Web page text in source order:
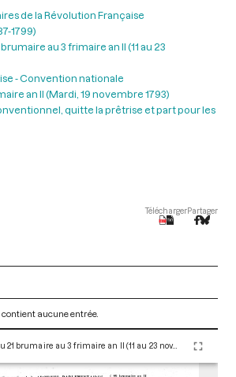
de la Révolution Française
1799)
brumaire au 3 frimaire an II (11 au 23
- Convention nationale
an II (Mardi, 19 novembre 1793)
quitte la prêtrise et part pour les
TéléchargerPartager
aucune entrée.
Tome LXXIX - Du 21 brumaire au 3 frimaire an II (11 au 23 novembre 1793)